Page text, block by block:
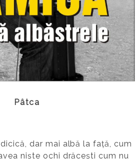
Pâtca
dar mai albă la față, cum
niște ochi drăcești cum nu